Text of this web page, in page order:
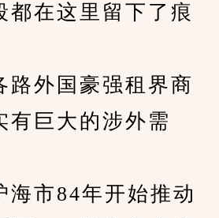
都在这里留下了痕
外国豪强租界商
有巨大的涉外需
市84年开始推动